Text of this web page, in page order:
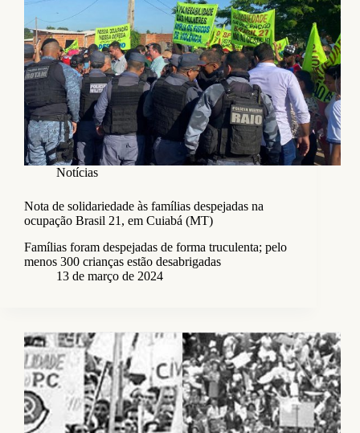
Notícias
Nota de solidariedade às famílias despejadas na
ocupação Brasil 21, em Cuiabá (MT)
Famílias foram despejadas de forma truculenta; pelo
menos 300 crianças estão desabrigadas
13 de março de 2024